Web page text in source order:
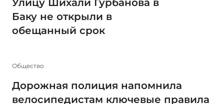
Улицу Шихали Гурбанова в
Баку не открыли в
обещанный срок
Общество
Дорожная полиция напомнила
велосипедистам ключевые правила